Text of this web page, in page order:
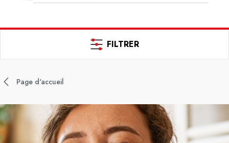
FILTRER
Page d'accueil